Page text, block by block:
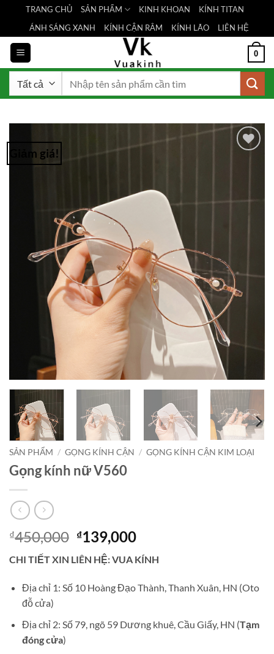
nội
dung
TRANG CHỦ SẢN PHẨM KINH KHOAN
KÍNH TITAN
ÁNH SÁNG XANH
KÍNH CẬN RÂM KÍNH LÃO LIÊN HỆ
0
Giảm giá!
SẢN PHẨM / GỌNG KÍNH CẬN / GỌNG KÍNH CẬN KIM LOẠI
Gọng kính nữ V560
₫450,000 Giá
gốc
là:
₫450,000.
₫139,000Giá
hiện
tại
là:
₫139,000.
CHI TIẾT XIN LIÊN HỆ: VUA KÍNH
Địa chỉ 1: Số 10 Hoàng Đạo Thành, Thanh Xuân, HN (Oto
đỗ cửa)
Địa chỉ 2: Số 79, ngõ 59 Dương khuê, Cầu Giấy, HN (Tạm
đóng cửa)